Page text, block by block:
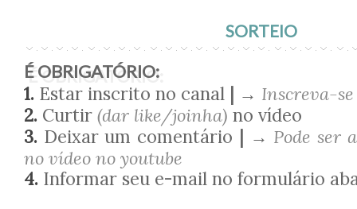
SORTEIO
É OBRIGATÓRIO:
1. Estar inscrito no canal | → Inscreva-
2. Curtir (dar like/joinha) no vídeo
3. Deixar um comentário | → Pode ser
no vídeo no youtube
4. Informar seu e-mail no formulário